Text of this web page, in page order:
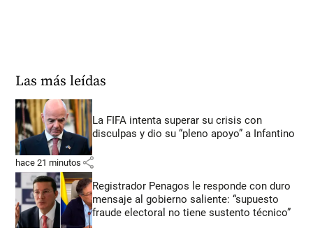
Las más leídas
La FIFA intenta superar su crisis con
disculpas y dio su “pleno apoyo” a Infantino
hace 21 minutos share
Registrador Penagos le responde con duro
mensaje al gobierno saliente: “supuesto
fraude electoral no tiene sustento técnico”